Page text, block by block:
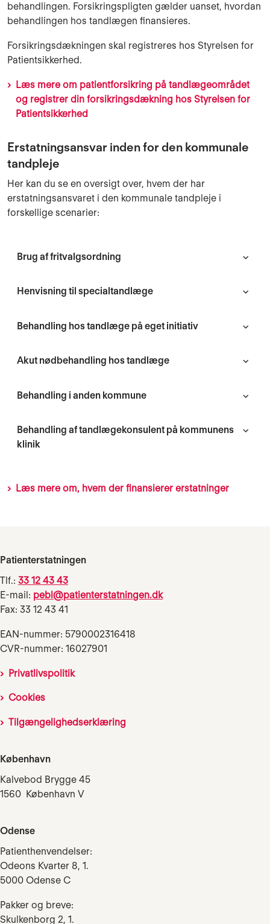
behandlingen. Forsikringspligten gælder uanset, hvordan
behandlingen hos tandlægen finansieres.
Forsikringsdækningen skal registreres hos Styrelsen for
Patientsikkerhed.
Læs mere om patientforsikring på tandlægeområdet
og registrer din forsikringsdækning hos Styrelsen for
Patientsikkerhed
Erstatningsansvar inden for den kommunale
tandpleje
Her kan du se en oversigt over, hvem der har
erstatningsansvaret i den kommunale tandpleje i
forskellige scenarier:
Brug af fritvalgsordning
Henvisning til specialtandlæge
Behandling hos tandlæge på eget initiativ
Akut nødbehandling hos tandlæge
Behandling i anden kommune
Behandling af tandlægekonsulent på kommunens
klinik
Læs mere om, hvem der finansierer erstatninger
Patienterstatningen
Tlf.: 33 12 43 43
E-mail: pebl@patienterstatningen.dk
Fax: 33 12 43 41
EAN-nummer: 5790002316418
CVR-nummer: 16027901
Privatlivspolitik
Cookies
Tilgængelighedserklæring
København
Kalvebod Brygge 45
1560 København V
Odense
Patienthenvendelser:
Odeons Kvarter 8, 1.
5000 Odense C
Pakker og breve:
Skulkenborg 2, 1.